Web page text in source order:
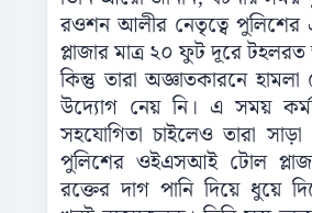
রওশন আলীর নেতৃত্বে পুলিশের
প্লাজার মাত্র ২০ ফুট দূরে টহলরত
কিন্তু তারা অজ্ঞাতকারনে
উদ্যোগ নেয় নি। এ সময়
সহযোগিতা চাইলেও তারা
পুলিশের ওইএসআই টোল
রক্তের দাগ পানি দিয়ে ধুয়ে